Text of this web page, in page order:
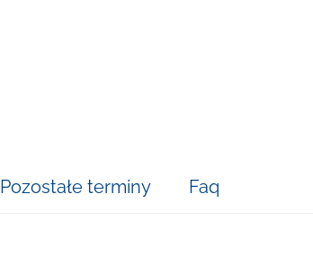
Pozostałe terminy Faq